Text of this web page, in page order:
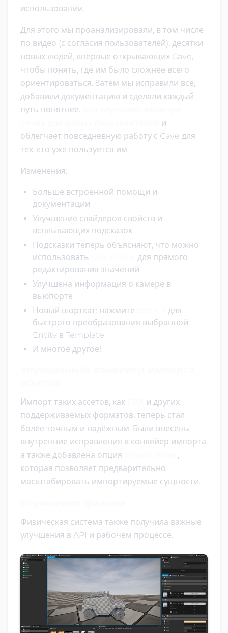
использовании.
Для этого мы проанализировали, в том числе
по видео (с согласия пользователей), десятки
новых людей, впервые открывающих Cave,
чтобы понять, где им было сложнее всего
ориентироваться. Затем мы исправили всё,
добавили документацию и сделали каждый
путь понятнее.
и
облегчает повседневную работу с Cave для
тех, кто уже пользуется им.
Изменения:
Больше встроенной помощи и
документации
Улучшение слайдеров свойств и
всплывающих подсказок
Подсказки теперь объясняют, что можно
использовать
для прямого
редактирования значений
Улучшена информация о камере в
вьюпорте
Новый шорткат: нажмите
для
быстрого преобразования выбранной
Entity в Template
И многое другое!
Импорт таких ассетов, как
и других
поддерживаемых форматов, теперь стал
более точным и надёжным. Были внесены
внутренние исправления в конвейер импорта,
а также добавлена опция
,
которая позволяет предварительно
масштабировать импортируемые сущности.
Физическая система также получила важные
улучшения в API и рабочем процессе.